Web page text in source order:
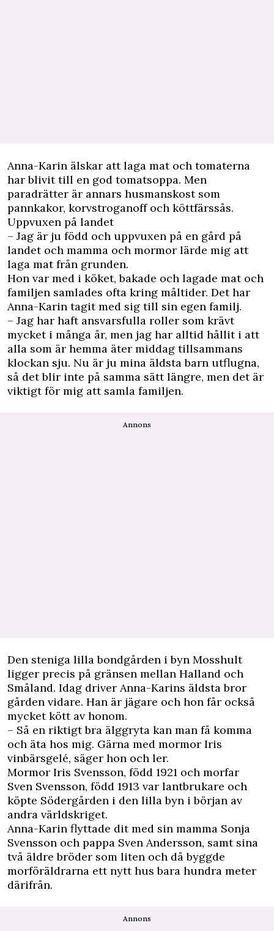
Anna-Karin älskar att laga mat och tomaterna
har blivit till en god tomatsoppa. Men
paradrätter är annars husmanskost som
pannkakor, korvstroganoff och köttfärssås.
Uppvuxen på landet
– Jag är ju född och uppvuxen på en gård på
landet och mamma och mormor lärde mig att
laga mat från grunden.
Hon var med i köket, bakade och lagade mat och
familjen samlades ofta kring måltider. Det har
Anna-Karin tagit med sig till sin egen familj.
– Jag har haft ansvarsfulla roller som krävt
mycket i många år, men jag har alltid hållit i att
alla som är hemma äter middag tillsammans
klockan sju. Nu är ju mina äldsta barn utflugna,
så det blir inte på samma sätt längre, men det är
viktigt för mig att samla familjen.
Annons
Den steniga lilla bondgården i byn Mosshult
ligger precis på gränsen mellan Halland och
Småland. Idag driver Anna-Karins äldsta bror
gården vidare. Han är jägare och hon får också
mycket kött av honom.
– Så en riktigt bra älggryta kan man få komma
och äta hos mig. Gärna med mormor Iris
vinbärsgelé, säger hon och ler.
Mormor Iris Svensson, född 1921 och morfar
Sven Svensson, född 1913 var lantbrukare och
köpte Södergården i den lilla byn i början av
andra världskriget.
Anna-Karin flyttade dit med sin mamma Sonja
Svensson och pappa Sven Andersson, samt sina
två äldre bröder som liten och då byggde
morföräldrarna ett nytt hus bara hundra meter
därifrån.
Annons